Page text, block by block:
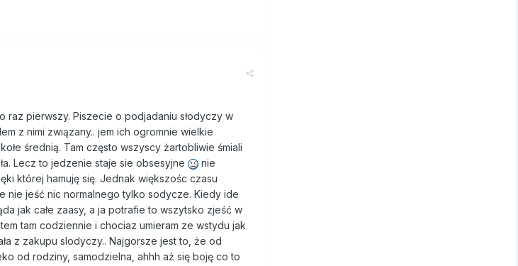
raz pierwszy. Piszecie o podjadaniu słodyczy w
z nimi związany.. jem ich ogromnie wielkie
średnią. Tam często wszyscy żartobliwie śmiali
Lecz to jedzenie staje sie obsesyjne
nie
której hamuję się. Jednak większośc czasu
nie jeść nic normalnego tylko sodycze. Kiedy ide
jak całe zaasy, a ja potrafie to wszytsko zjeść w
tam codziennie i chociaz umieram ze wstydu jak
z zakupu slodyczy.. Najgorsze jest to, że od
od rodziny, samodzielna, ahhh aż się boję co to